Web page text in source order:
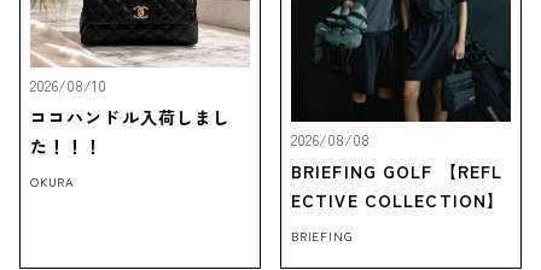
2026/08/10
ココハンドル入荷しまし
た！！！
OKURA
2026/08/08
BRIEFING GOLF 【REFL
ECTIVE COLLECTION】
BRIEFING